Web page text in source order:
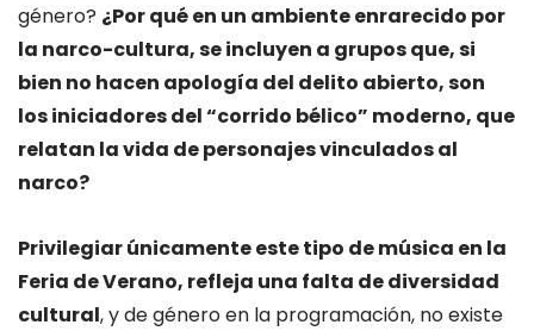
género? ¿Por qué en un ambiente enrarecido por
la narco-cultura, se incluyen a grupos que, si
bien no hacen apología del delito abierto, son
los iniciadores del “corrido bélico” moderno, que
relatan la vida de personajes vinculados al
narco?
Privilegiarúnicamente este tipo de música en la
Feria de Verano, refleja una falta de diversidad
cultural, y de género en la programación, no existe